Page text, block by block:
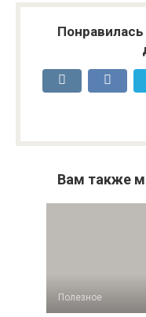
Вам также
Полезное